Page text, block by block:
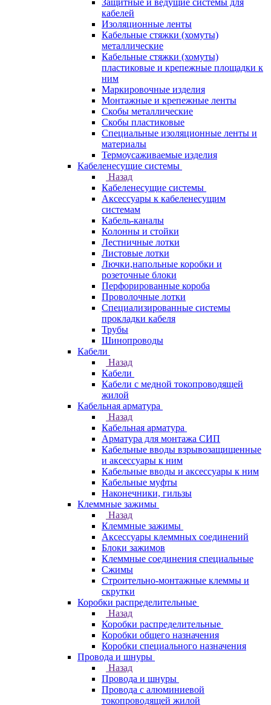
Защитные и ведущие системы для
кабелей
Изоляционные ленты
Кабельные стяжки (хомуты)
металлические
Кабельные стяжки (хомуты)
пластиковые и крепежные площадки к
ним
Маркировочные изделия
Монтажные и крепежные ленты
Скобы металлические
Скобы пластиковые
Специальные изоляционные ленты и
материалы
Термоусаживаемые изделия
Кабеленесущие системы
Назад
Кабеленесущие системы
Аксессуары к кабеленесущим
системам
Кабель-каналы
Колонны и стойки
Лестничные лотки
Листовые лотки
Лючки,напольные коробки и
розеточные блоки
Перфорированные короба
Проволочные лотки
Специализированные системы
прокладки кабеля
Трубы
Шинопроводы
Кабели
Назад
Кабели
Кабели с медной токопроводящей
жилой
Кабельная арматура
Назад
Кабельная арматура
Арматура для монтажа СИП
Кабельные вводы взрывозащищенные
и аксессуары к ним
Кабельные вводы и аксессуары к ним
Кабельные муфты
Наконечники, гильзы
Клеммные зажимы
Назад
Клеммные зажимы
Аксессуары клеммных соединений
Блоки зажимов
Клеммные соединения специальные
Сжимы
Строительно-монтажные клеммы и
скрутки
Коробки распределительные
Назад
Коробки распределительные
Коробки общего назначения
Коробки специального назначения
Провода и шнуры
Назад
Провода и шнуры
Провода с алюминиевой
токопроводящей жилой